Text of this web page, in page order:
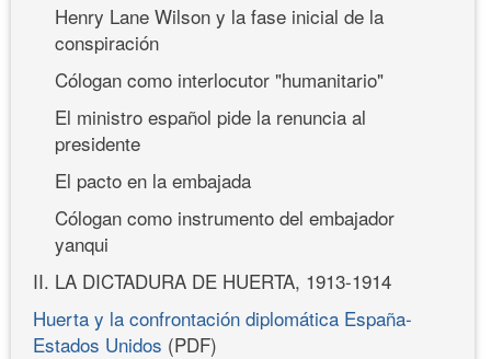
Henry Lane Wilson y la fase inicial de la
conspiración
Cólogan como interlocutor "humanitario"
El ministro español pide la renuncia al
presidente
El pacto en la embajada
Cólogan como instrumento del embajador
yanqui
II. LA DICTADURA DE HUERTA, 1913-1914
Huerta y la confrontación diplomática España-
Estados Unidos (PDF)